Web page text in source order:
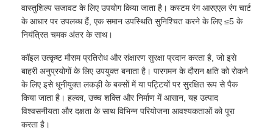
वास्तुशिल्प सजावट के लिए उपयोग किया जाता है। कस्टम रंग आरएएल रंग चार्ट
के आधार पर उपलब्ध हैं, एक समान उपस्थिति सुनिश्चित करने के लिए ≤5 के
नियंत्रित चमक अंतर के साथ।
कॉइल उत्कृष्ट मौसम प्रतिरोध और संक्षारण सुरक्षा प्रदान करता है, जो इसे
बाहरी अनुप्रयोगों के लिए उपयुक्त बनाता है। पारगमन के दौरान क्षति को रोकने
के लिए इसे धूनीयुक्त लकड़ी के बक्सों में या पट्टियों पर सुरक्षित रूप से पैक
किया जाता है। हल्का, उच्च शक्ति और निर्माण में आसान, यह उत्पाद
विश्वसनीयता और दक्षता के साथ विभिन्न परियोजना आवश्यकताओं को पूरा
करता है।